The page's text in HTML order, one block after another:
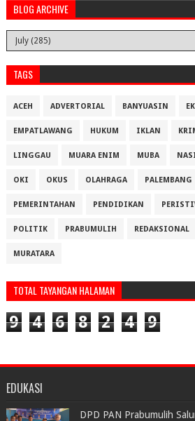
BLOG ARCHIVE
TAGS
ACEH ADVERTORIAL BANYUASIN
EMPATLAWANG HUKUM IKLAN
LINGGAU MUARA ENIM MUBA
OKI OKUS OLAHRAGA PALEMBANG
PEMERINTAHAN PENDIDIKAN
POLITIK PRABUMULIH REDAKSIONAL
MURATARA
TOTAL TAYANGAN HALAMAN
9 4 6 8 2 4 9
EDUKASI
DPD PAN Prabumulih